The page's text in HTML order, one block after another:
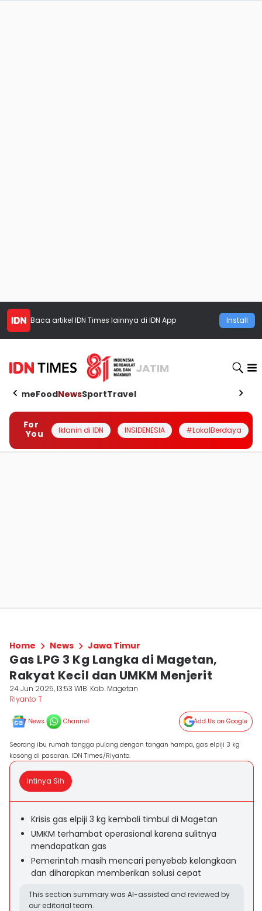
Baca artikel IDN Times lainnya di IDN App Install
JATIM
HomeFoodNewsSportTravel
For
You
Iklanin di IDN INSIDENESIA #LokalBerdaya
Home News Jawa Timur
Gas LPG 3 Kg Langka di Magetan,
Rakyat Kecil dan UMKM Menjerit
24 Jun 2025, 13:53 WIB Kab. Magetan
Riyanto T
News Channel Add Us on Google
Seorang ibu rumah tangga pulang dengan tangan hampa, gas elpiji 3 kg
kosong di pasaran. IDN Times/Riyanto.
Intinya Sih
Krisis gas elpiji 3 kg kembali timbul di Magetan
UMKM terhambat operasional karena sulitnya
mendapatkan gas
Pemerintah masih mencari penyebab kelangkaan
dan diharapkan memberikan solusi cepat
This section summary was AI-assisted and reviewed by
our editorial team.